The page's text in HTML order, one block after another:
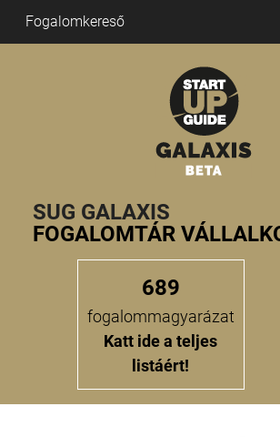
Fogalomkereső
SUG GALAXIS
FOGALOMTÁR
689
fogalommagyarázat
Katt ide a teljes
listáért!